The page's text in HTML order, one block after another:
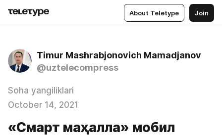
About Teletype Join
Timur Mashrabjonovich Mamadjanov
@uztelecompress
Soha yangiliklari
October 14, 2021
«Смарт маҳалла» мобил